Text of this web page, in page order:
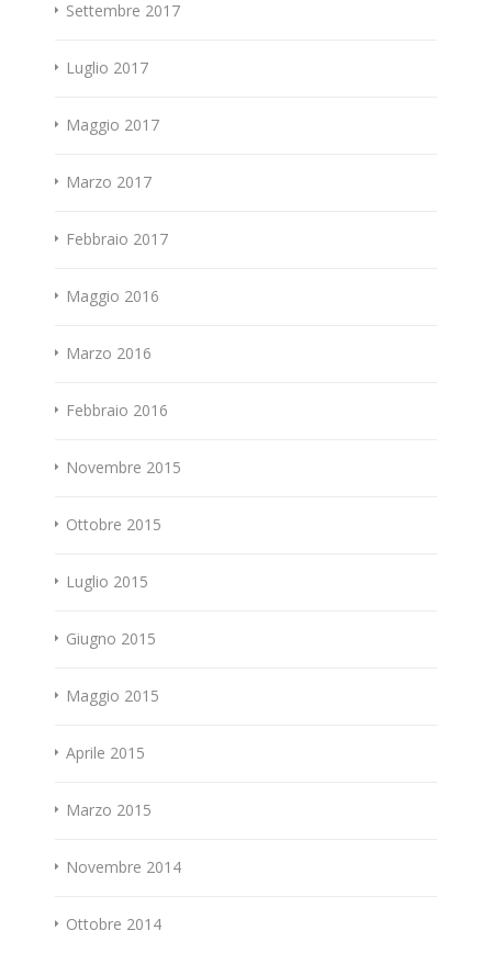
Settembre 2017
Luglio 2017
Maggio 2017
Marzo 2017
Febbraio 2017
Maggio 2016
Marzo 2016
Febbraio 2016
Novembre 2015
Ottobre 2015
Luglio 2015
Giugno 2015
Maggio 2015
Aprile 2015
Marzo 2015
Novembre 2014
Ottobre 2014